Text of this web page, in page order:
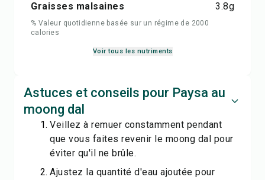
Graisses malsaines
3.8g
% Valeur quotidienne basée sur un régime de 2000
calories
Voir tous les nutriments
Astuces et conseils pour Paysa au
moong dal
Veillez à remuer constamment pendant
que vous faites revenir le moong dal pour
éviter qu'il ne brûle.
Ajustez la quantité d'eau ajoutée pour